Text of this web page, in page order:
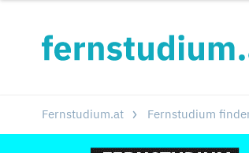
Fernstudium.at Fernstudium